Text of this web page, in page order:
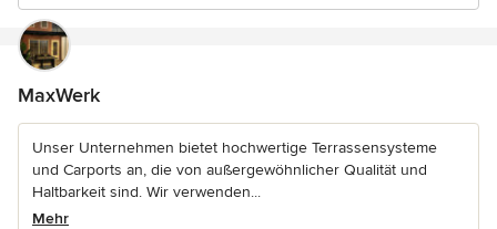
MaxWerk
Unser Unternehmen bietet hochwertige Terrassensysteme
und Carports an, die von außergewöhnlicher Qualität und
Haltbarkeit sind. Wir verwenden...
Mehr